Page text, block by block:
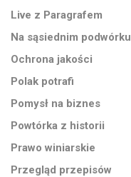
Live z Paragrafem
Na sąsiednim podwórku
Ochrona jakości
Polak potrafi
Pomysł na biznes
Powtórka z historii
Prawo winiarskie
Przegląd przepisów